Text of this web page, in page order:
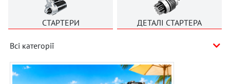
СТАРТЕРИ ДЕТАЛІ СТАРТЕРА
Всі категорії